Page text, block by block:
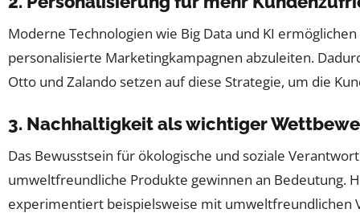
Moderne Technologien wie Big Data und KI
personalisierte Marketingkampagnen abzuleiten.
Otto und Zalando setzen auf diese Strategie, um die
3. Nachhaltigkeit als wichtiger
Das Bewusstsein für ökologische und soziale
umweltfreundliche Produkte gewinnen an Bedeutung.
experimentiert beispielsweise mit umweltfreundlichen